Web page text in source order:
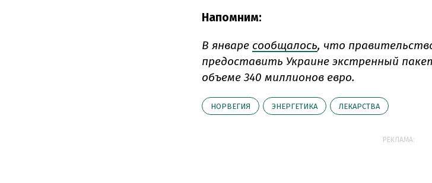
Напомним:
В январе сообщалось, что
предоставить Украине экстренный
объеме 340 миллионов евро.
НОРВЕГИЯ ЭНЕРГЕТИКА ЛЕКАРСТВА
РЕКЛАМА: